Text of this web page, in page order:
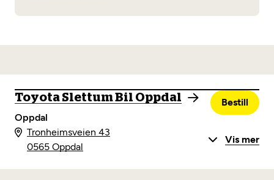
Toyota Slettum Bil Oppdal
Oppdal
Bestill
Tronheimsveien 43
0565 Oppdal
Vis mer